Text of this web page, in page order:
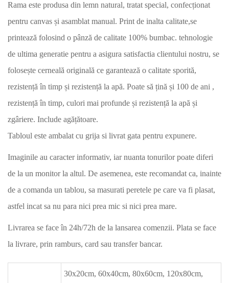
Rama este produsa din lemn natural, tratat special, confecționat
pentru canvas și asamblat manual. Print de inalta calitate,se
printează folosind o pânză de calitate 100% bumbac. tehnologie
de ultima generatie pentru a asigura satisfactia clientului nostru, se
folosește cerneală originală ce garantează o calitate sporită,
rezistență în timp și rezistență la apă. Poate să țină și 100 de ani ,
rezistență în timp, culori mai profunde și rezistență la apă și
zgâriere. Include agățătoare.
Tabloul este ambalat cu grija si livrat gata pentru expunere.
Imaginile au caracter informativ, iar nuanta tonurilor poate diferi
de la un monitor la altul. De asemenea, este recomandat ca, inainte
de a comanda un tablou, sa masurati peretele pe care va fi plasat,
astfel incat sa nu para nici prea mic si nici prea mare.
Livrarea se face în 24h/72h de la lansarea comenzii. Plata se face
la livrare, prin ramburs, card sau transfer bancar.
30x20cm, 60x40cm, 80x60cm, 120x80cm,